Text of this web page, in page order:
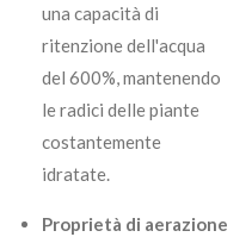
una capacità di
ritenzione dell'acqua
del 600%, mantenendo
le radici delle piante
costantemente
idratate.
Proprietà di aerazione